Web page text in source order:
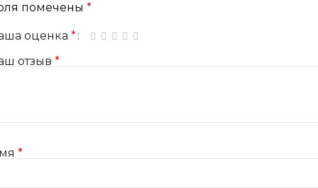
помечены *
оценка * 1 из 5 звёзд
2 из 5 звёзд
3 из 5 звёзд
4 из 5 звёзд
отзыв *
*